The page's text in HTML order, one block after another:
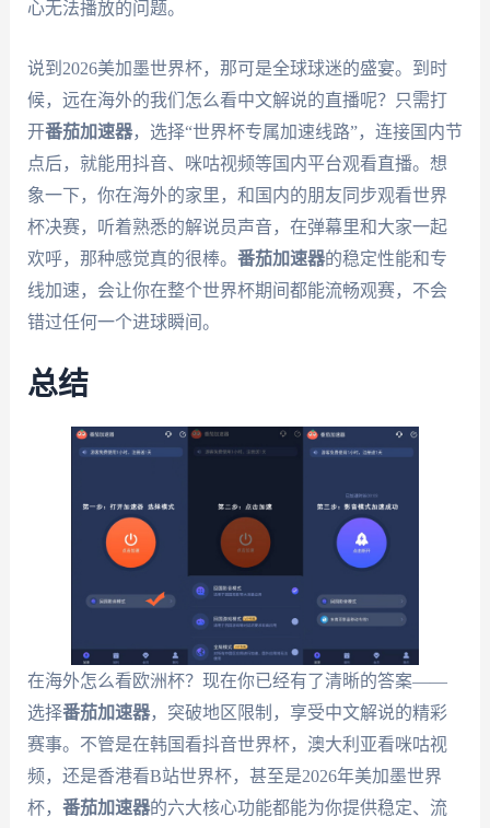
心无法播放的问题。
说到2026美加墨世界杯，那可是全球球迷的盛宴。到时
候，远在海外的我们怎么看中文解说的直播呢？只需打
开番茄加速器，选择“世界杯专属加速线路”，连接国内节
点后，就能用抖音、咪咕视频等国内平台观看直播。想
象一下，你在海外的家里，和国内的朋友同步观看世界
杯决赛，听着熟悉的解说员声音，在弹幕里和大家一起
欢呼，那种感觉真的很棒。 番茄加速器的稳定性能和专
线加速，会让你在整个世界杯期间都能流畅观赛，不会
错过任何一个进球瞬间。
总结
在海外怎么看欧洲杯？现在你已经有了清晰的答案——
选择番茄加速器，突破地区限制，享受中文解说的精彩
赛事。不管是在韩国看抖音世界杯，澳大利亚看咪咕视
频，还是香港看B站世界杯，甚至是2026年美加墨世界
杯， 番茄加速器的六大核心功能都能为你提供稳定、流